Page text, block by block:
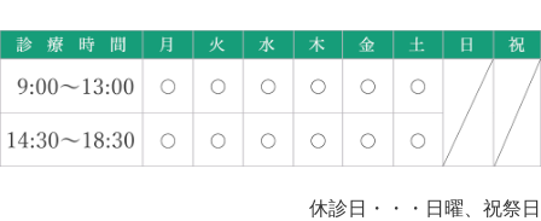
休診日・・・日曜、祝祭日